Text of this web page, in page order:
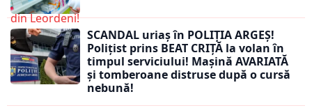
SCANDAL uriaș în POLIȚIA ARGEȘ!
Polițist prins BEAT CRIȚĂ la volan în
timpul serviciului! Mașină AVARIATĂ
și tomberoane distruse după o cursă
nebună!